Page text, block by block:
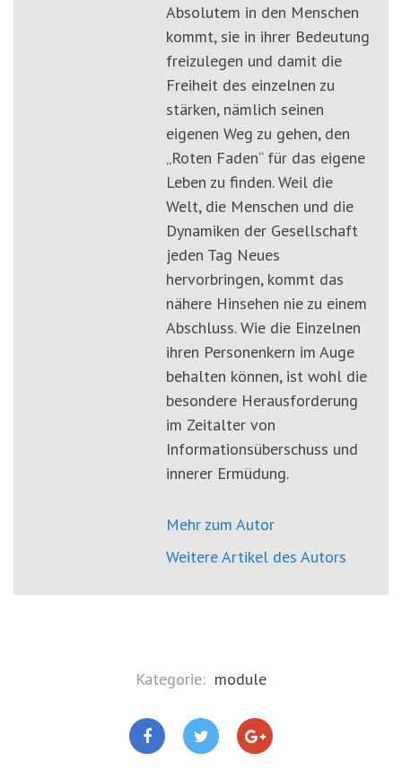
Absolutem in den Menschen
kommt, sie in ihrer Bedeutung
freizulegen und damit die
Freiheit des einzelnen zu
stärken, nämlich seinen
eigenen Weg zu gehen, den
„Roten Faden“ für das eigene
Leben zu finden. Weil die
Welt, die Menschen und die
Dynamiken der Gesellschaft
jeden Tag Neues
hervorbringen, kommt das
nähere Hinsehen nie zu einem
Abschluss. Wie die Einzelnen
ihren Personenkern im Auge
behalten können, ist wohl die
besondere Herausforderung
im Zeitalter von
Informationsüberschuss und
innerer Ermüdung.
Mehr zum Autor
Weitere Artikel des Autors
Kategorie: module